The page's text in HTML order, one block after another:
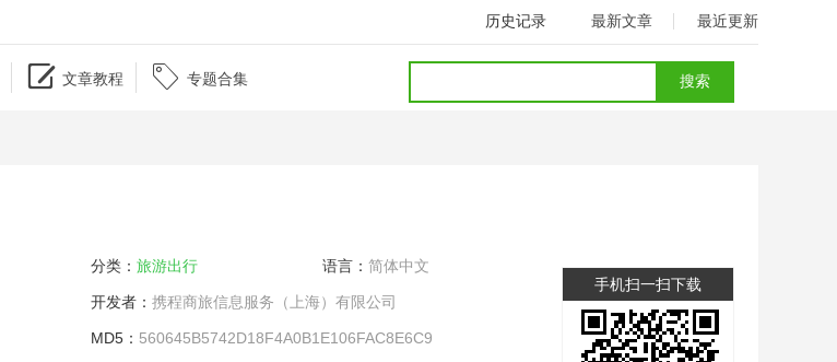
历史记录 最新文章 最近更新
 文章教程  专题合集
分类： 旅游出行 语言： 简体中文
开发者： 携程商旅信息服务（上海）有限公司
MD5： 560645B5742D18F4A0B1E106FAC8E6C9
手机扫一扫下载